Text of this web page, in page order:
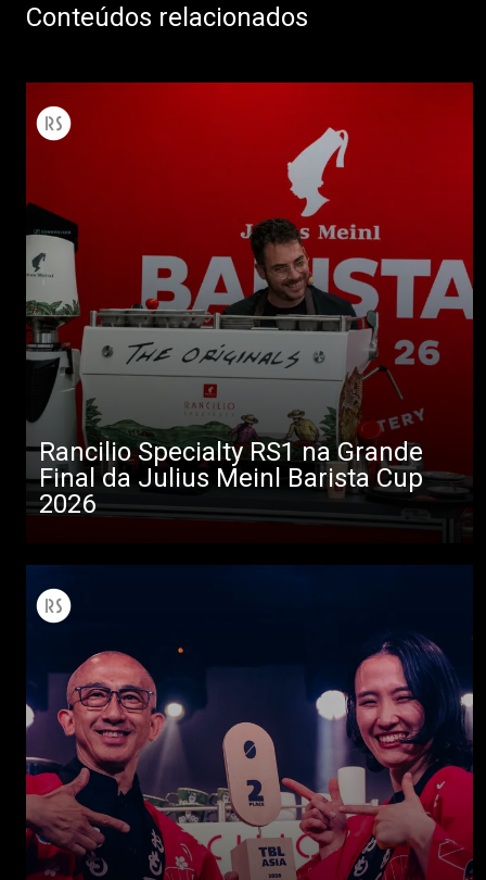
Conteúdos relacionados
Rancilio Specialty RS1 na Grande
Final da Julius Meinl Barista Cup
2026